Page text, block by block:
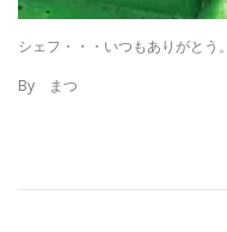
シェフ・・・いつもありがとう。
By まつ